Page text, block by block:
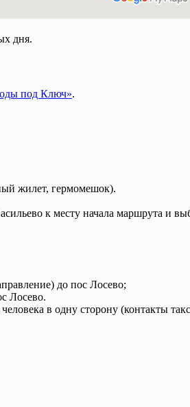
дня.
под Ключ».
жилет, гермомешок).
к месту начала маршрута и
до пос Лосево;
Лосево.
в одну сторону (контакты